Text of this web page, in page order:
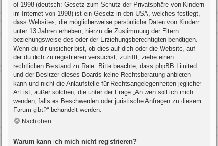
of 1998 (deutsch: Gesetz zum Schutz der Privatsphäre von Kindern
im Internet von 1998) ist ein Gesetz in den USA, welches festlegt,
dass Websites, die möglicherweise persönliche Daten von Kindern
unter 13 Jahren erheben, hierzu die Zustimmung der Eltern
beziehungsweise des oder der Erziehungsberechtigten benötigen.
Wenn du dir unsicher bist, ob dies auf dich oder die Website, auf
der du dich zu registrieren versuchst, zutrifft, ziehe einen
rechtlichen Beistand zu Rate. Bitte beachte, dass phpBB Limited
und der Besitzer dieses Boards keine Rechtsberatung anbieten
kann und nicht die Anlaufstelle für Rechtsangelegenheiten jeglicher
Art ist; außer solchen, die unter der Frage „An wen soll ich mich
wenden, falls es Beschwerden oder juristische Anfragen zu diesem
Forum gibt?“ behandelt werden.
Nach oben
Warum kann ich mich nicht registrieren?